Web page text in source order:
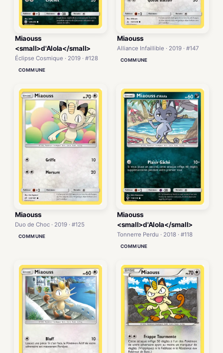
Miaouss
<small>d'Alola</small>
Éclipse Cosmique · 2019 · #128
COMMUNE
Miaouss
Alliance Infaillible · 2019 · #147
COMMUNE
Miaouss
Duo de Choc · 2019 · #125
COMMUNE
Miaouss
<small>d'Alola</small>
Tonnerre Perdu · 2018 · #118
COMMUNE